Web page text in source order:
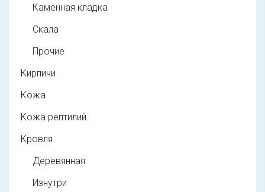
Каменная кладка
Скала
Прочие
Кирпичи
Кожа
Кожа рептилий
Кровля
Деревянная
Изнутри